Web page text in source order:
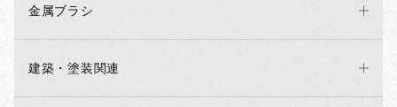
金属ブラシ
建築・塗装関連